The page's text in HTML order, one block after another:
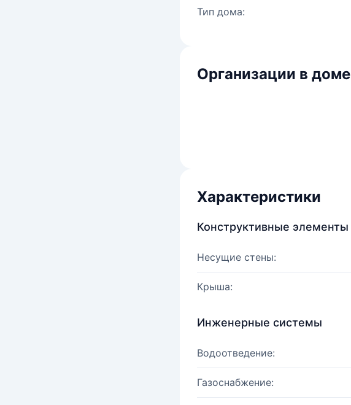
Тип дома:
Организации в доме
Характеристики
Конструктивные элементы
Несущие стены:
Крыша:
Инженерные системы
Водоотведение:
Газоснабжение: